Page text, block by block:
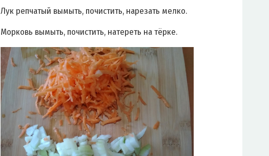
Лук репчатый вымыть, почистить, нарезать мелко.
Морковь вымыть, почистить, натереть на тёрке.